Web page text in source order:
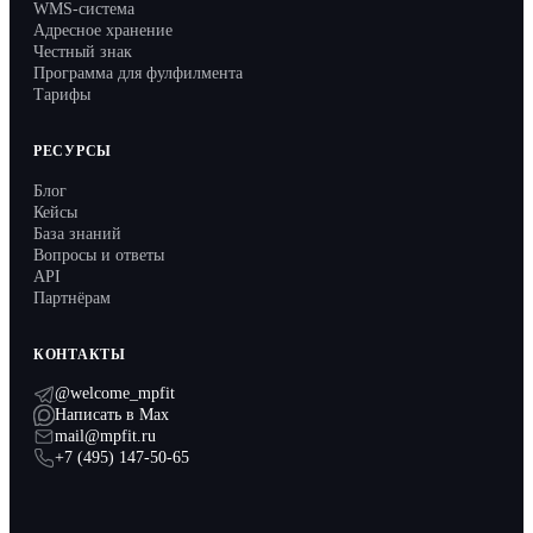
Партнёрам
WMS-система
Адресное хранение
Честный знак
Программа для фулфилмента
Тарифы
РЕСУРСЫ
Блог
Кейсы
База знаний
Вопросы и ответы
API
Партнёрам
КОНТАКТЫ
@welcome_mpfit
Написать в Max
mail@mpfit.ru
+7 (495) 147-50-65